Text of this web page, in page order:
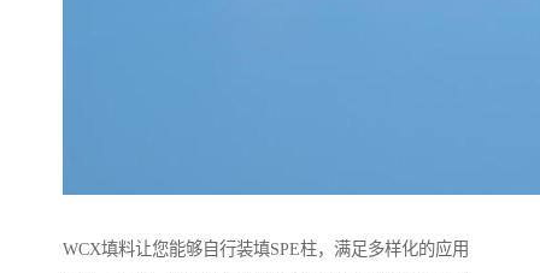
WCX填料让您能够自行装填SPE柱，满足多样化的应用